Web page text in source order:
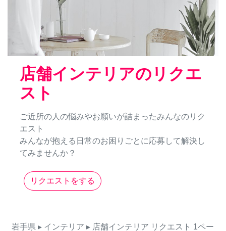
店舗インテリアのリクエ
スト
ご近所の人の悩みやお願いが詰まったみんなのリク
エスト
みんなが抱える日常のお困りごとに応募して解決し
てみませんか？
リクエストをする
岩手県 ▸ インテリア ▸ 店舗インテリア リクエスト 1ペー